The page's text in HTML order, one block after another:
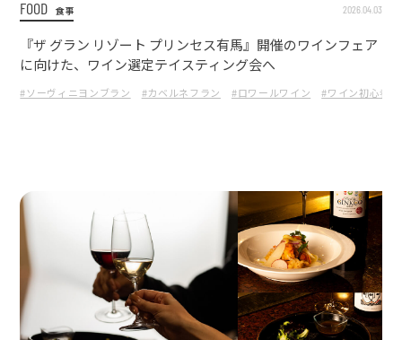
FOOD 食事 2026.04.03
『ザ グラン リゾート プリンセス有馬』開催のワインフェア
に向けた、ワイン選定テイスティング会へ
#ソーヴィニヨンブラン #カベルネフラン #ロワールワイン #ワイン初心者